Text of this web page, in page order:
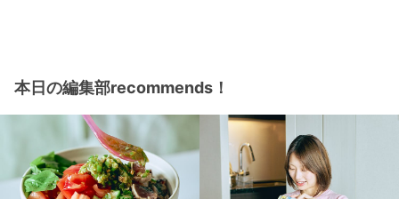
本日の編集部recommends！